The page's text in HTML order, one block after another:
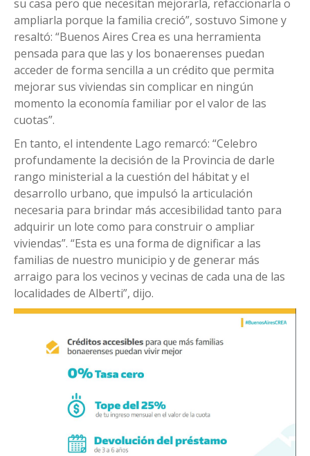
su casa pero que necesitan mejorarla, refaccionarla o
ampliarla porque la familia creció”, sostuvo Simone y
resaltó: “Buenos Aires Crea es una herramienta
pensada para que las y los bonaerenses puedan
acceder de forma sencilla a un crédito que permita
mejorar sus viviendas sin complicar en ningún
momento la economía familiar por el valor de las
cuotas”.
En tanto, el intendente Lago remarcó: “Celebro
profundamente la decisión de la Provincia de darle
rango ministerial a la cuestión del hábitat y el
desarrollo urbano, que impulsó la articulación
necesaria para brindar más accesibilidad tanto para
adquirir un lote como para construir o ampliar
viviendas”. “Esta es una forma de dignificar a las
familias de nuestro municipio y de generar más
arraigo para los vecinos y vecinas de cada una de las
localidades de Alberti”, dijo.